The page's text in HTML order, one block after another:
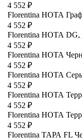
4 552 ₽
Florentina НОТА
4 552 ₽
Florentina НОТА
4 552 ₽
Florentina НОТА
4 552 ₽
Florentina НОТА
4 552 ₽
Florentina НОТА
4 552 ₽
Florentina НОТА
4 552 ₽
Florentina ТАРА FL